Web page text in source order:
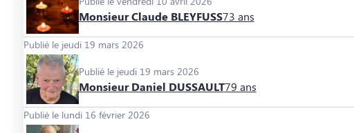
Monsieur Claude BLEYFUSS73 ans
Publié le jeudi 19 mars 2026
Publié le jeudi 19 mars 2026
Monsieur Daniel DUSSAULT79 ans
Publié le lundi 16 février 2026